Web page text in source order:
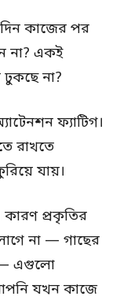
কাজের পর
না? একই
ঢুকছে না?
ফ্যাটিগ।
রাখতে
যায়।
কারণ প্রকৃতির
না — গাছের
— এগুলো
আপনি যখন কাজে